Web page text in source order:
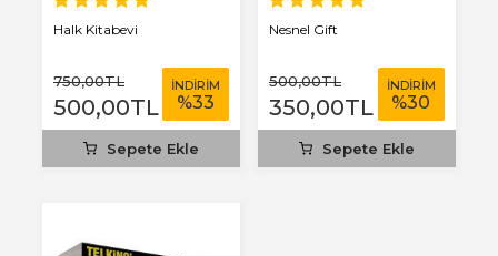
Halk Kitabevi
750,00TL
500,00TL
İNDİRİM
%33
Sepete Ekle
Nesnel Gift
500,00TL
350,00TL
İNDİRİM
%30
Sepete Ekle